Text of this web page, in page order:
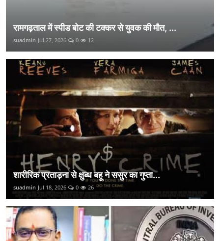
रामगढ़ताल में स्पीड बोट की टक्कर से युवक की मौत, ...
suadmin Jul 27, 2026 0 12
शारीरिक प्रताड़ना से क्षुब्ध बहू ने ससुर का गुप्ता...
suadmin Jul 18, 2026 0 26